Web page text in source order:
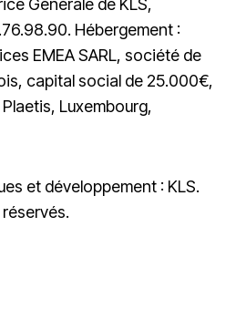
Générale de KLS,
Hébergement :
EMEA SARL, société de
capital social de 25.000€,
Luxembourg,
et développement : KLS.